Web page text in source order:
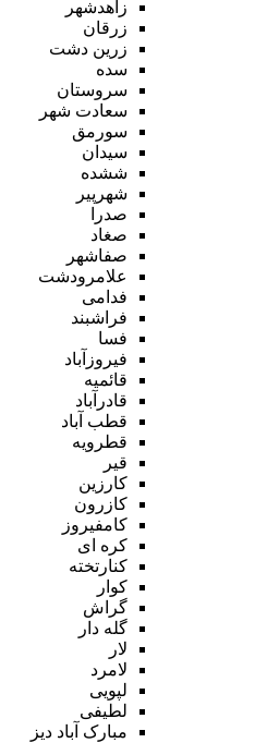
زاهدشهر
زرقان
زرین دشت
سده
سروستان
سعادت شهر
سورمق
سیدان
ششده
شهرپیر
صدرا
صغاد
صفاشهر
علامرودشت
فدامی
فراشبند
فسا
فیروزآباد
قائمیه
قادرآباد
قطب آباد
قطرویه
قیر
کارزین
کازرون
کامفیروز
کره ای
کنارتخته
کوار
گراش
گله دار
لار
لامرد
لپویی
لطیفی
مبارک آباد دیز